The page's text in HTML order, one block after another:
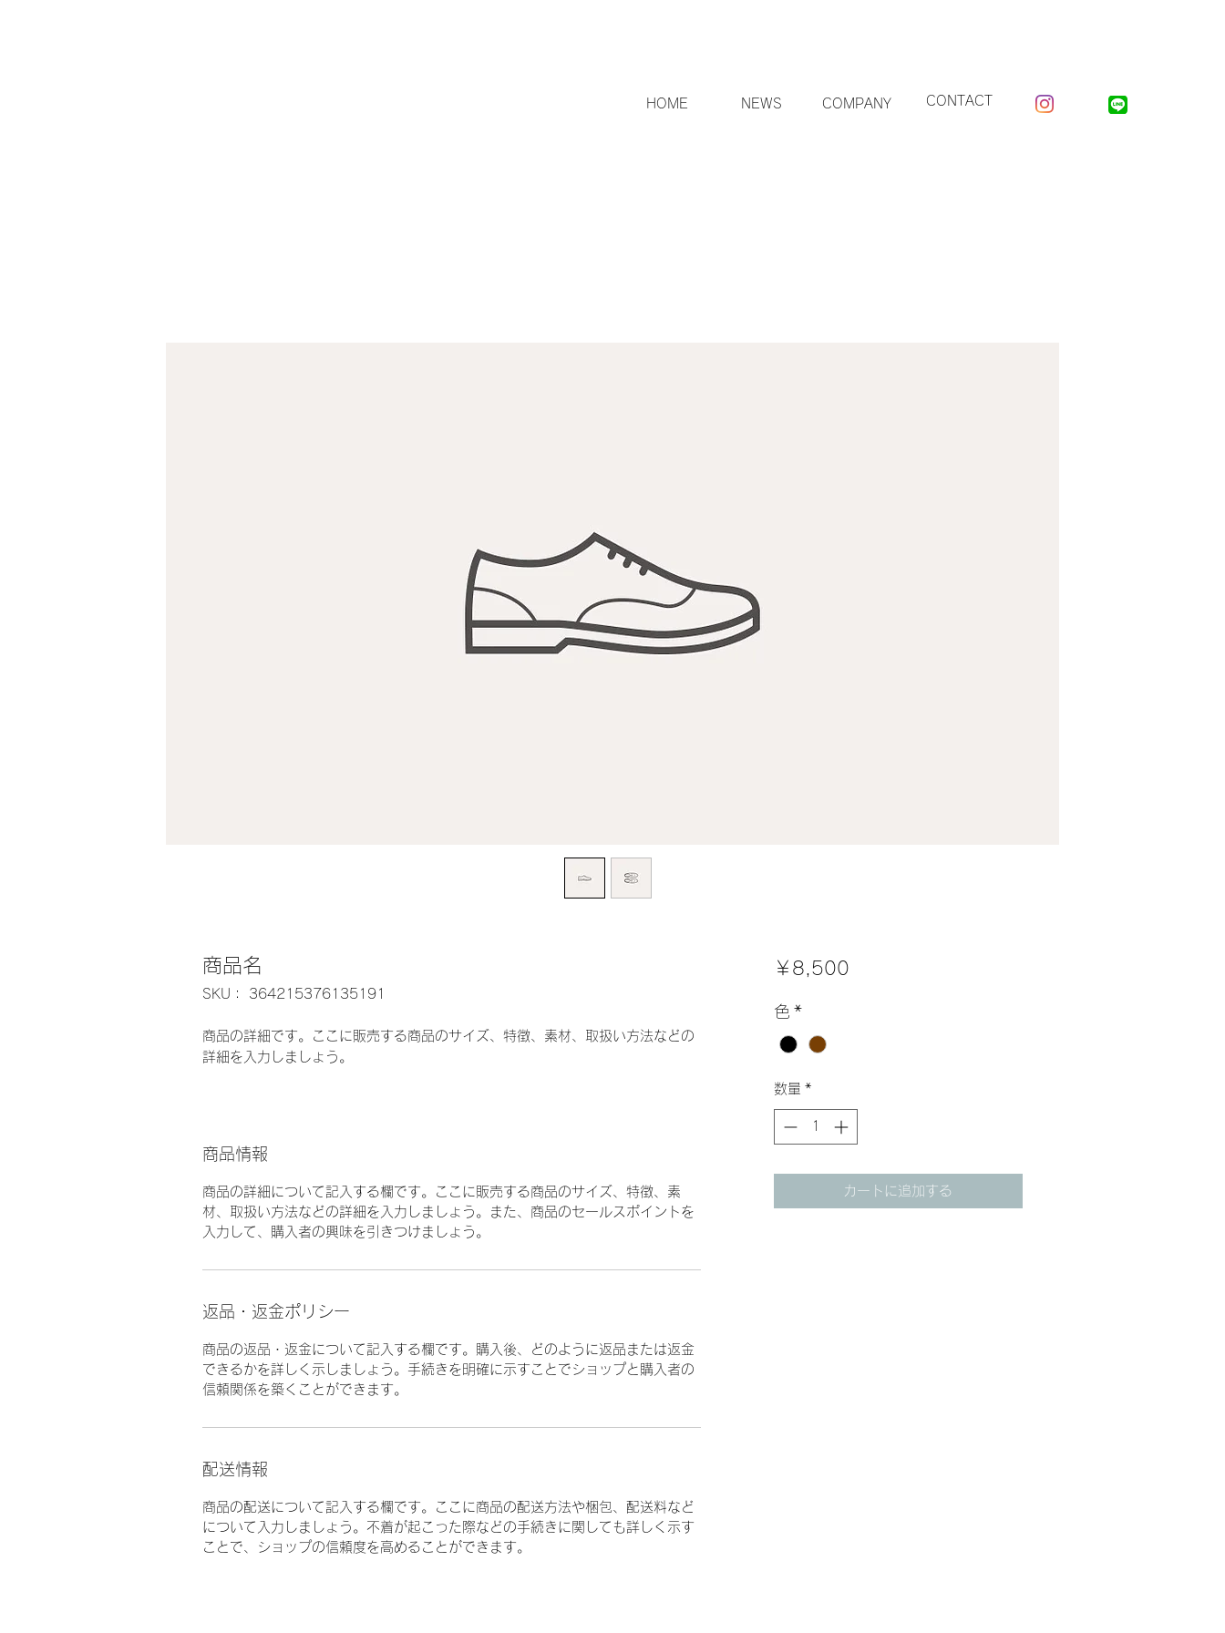
HOME NEWS COMPANY CONTACT
商品名
SKU： 364215376135191
商品の詳細です。ここに販売する商品のサイズ、特徴、素材、取扱い方法などの
詳細を入力しましょう。
商品情報
商品の詳細について記入する欄です。ここに販売する商品のサイズ、特徴、素
材、取扱い方法などの詳細を入力しましょう。また、商品のセールスポイントを
入力して、購入者の興味を引きつけましょう。
返品・返金ポリシー
商品の返品・返金について記入する欄です。購入後、どのように返品または返金
できるかを詳しく示しましょう。手続きを明確に示すことでショップと購入者の
信頼関係を築くことができます。
配送情報
商品の配送について記入する欄です。ここに商品の配送方法や梱包、配送料など
について入力しましょう。不着が起こった際などの手続きに関しても詳しく示す
ことで、ショップの信頼度を高めることができます。
￥8,500価
色 *
数量 *
カートに追加する